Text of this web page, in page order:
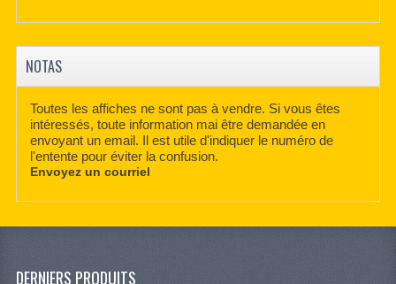
NOTAS
Toutes les affiches ne sont pas à vendre. Si vous êtes
intéressés, toute information mai être demandée en
envoyant un email. Il est utile d'indiquer le numéro de
l'entente pour éviter la confusion.
Envoyez un courriel
DERNIERS PRODUITS